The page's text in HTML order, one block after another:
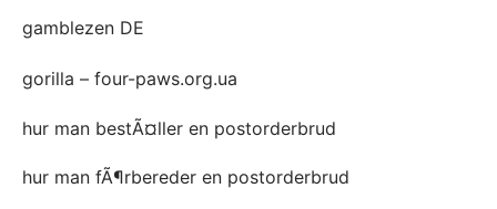
gamblezen DE
gorilla – four-paws.org.ua
hur man bestÃ¤ller en postorderbrud
hur man fÃ¶rbereder en postorderbrud